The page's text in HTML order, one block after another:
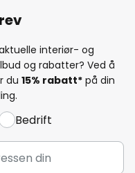
interiør- og
og rabatter? Ved å
du 15% rabatt* på din
Bedrift